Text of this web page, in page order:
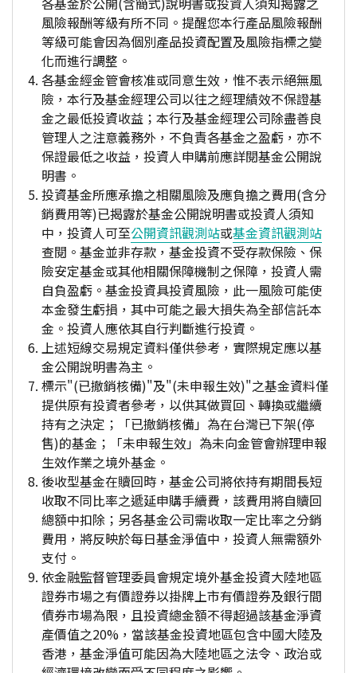
風險報酬等級有所不同。提醒您本行產品風險報酬
等級可能會因為個別產品投資配置及風險指標之變
化而進行調整。
各基金經金管會核准或同意生效，惟不表示絕無風
險，本行及基金經理公司以往之經理績效不保證基
金之最低投資收益；本行及基金經理公司除盡善良
管理人之注意義務外，不負責各基金之盈虧，亦不
保證最低之收益，投資人申購前應詳閱基金公開說
明書。
投資基金所應承擔之相關風險及應負擔之費用(含分
銷費用等)已揭露於基金公開說明書或投資人須知
中，投資人可至公開資訊觀測站或基金資訊觀測站
查閱。基金並非存款，基金投資不受存款保險、保
險安定基金或其他相關保障機制之保障，投資人需
自負盈虧。基金投資具投資風險，此一風險可能使
本金發生虧損，其中可能之最大損失為全部信託本
金。投資人應依其自行判斷進行投資。
上述短線交易規定資料僅供參考，實際規定應以基
金公開說明書為主。
標示"(已撤銷核備)"及"(未申報生效)"之基金資料僅
提供原有投資者參考，以供其做買回、轉換或繼續
持有之決定；「已撤銷核備」為在台灣已下架(停
售)的基金；「未申報生效」為未向金管會辦理申報
生效作業之境外基金。
後收型基金在贖回時，基金公司將依持有期間長短
收取不同比率之遞延申購手續費，該費用將自贖回
總額中扣除；另各基金公司需收取一定比率之分銷
費用，將反映於每日基金淨值中，投資人無需額外
支付。
依金融監督管理委員會規定境外基金投資大陸地區
證券市場之有價證券以掛牌上市有價證券及銀行間
債券市場為限，且投資總金額不得超過該基金淨資
產價值之20%，當該基金投資地區包含中國大陸及
香港，基金淨值可能因為大陸地區之法令、政治或